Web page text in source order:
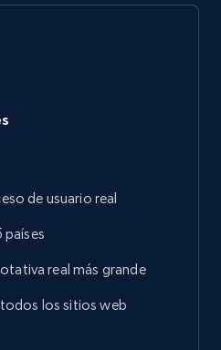
de usuario real
países
real más grande
los sitios web